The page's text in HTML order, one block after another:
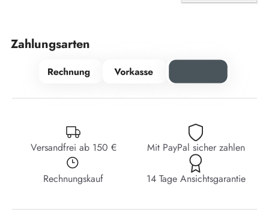
Zahlungsarten
Versandfrei ab 150 € Mit PayPal sicher zahlen
Rechnungskauf 14 Tage Ansichtsgarantie